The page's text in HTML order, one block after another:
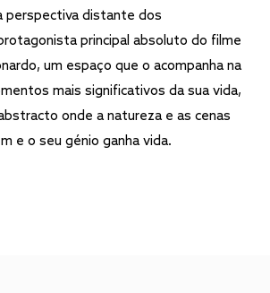
perspectiva distante dos
principal absoluto do filme
um espaço que o acompanha na
mais significativos da sua vida,
onde a natureza e as cenas
e o seu génio ganha vida.